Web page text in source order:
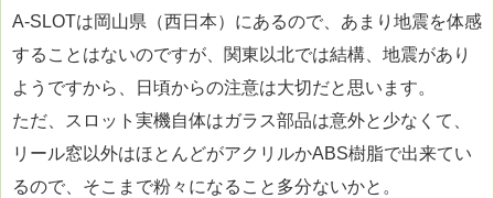
A-SLOTは岡山県（西日本）にあるので、あまり地震を体感
することはないのですが、関東以北では結構、地震があり
ようですから、日頃からの注意は大切だと思います。
ただ、スロット実機自体はガラス部品は意外と少なくて、
リール窓以外はほとんどがアクリルかABS樹脂で出来てい
るので、そこまで粉々になること多分ないかと。